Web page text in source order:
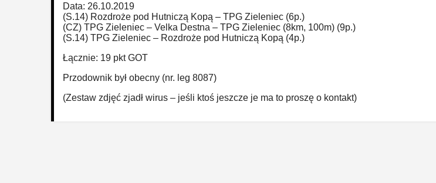
Data: 26.10.2019
(S.14) Rozdroże pod Hutniczą Kopą – TPG Zieleniec (6p.)
(CZ) TPG Zieleniec – Velka Destna – TPG Zieleniec (8km, 100m) (9p.)
(S.14) TPG Zieleniec – Rozdroże pod Hutniczą Kopą (4p.)
Łącznie: 19 pkt GOT
Przodownik był obecny (nr. leg 8087)
(Zestaw zdjęć zjadł wirus – jeśli ktoś jeszcze je ma to proszę o kontakt)